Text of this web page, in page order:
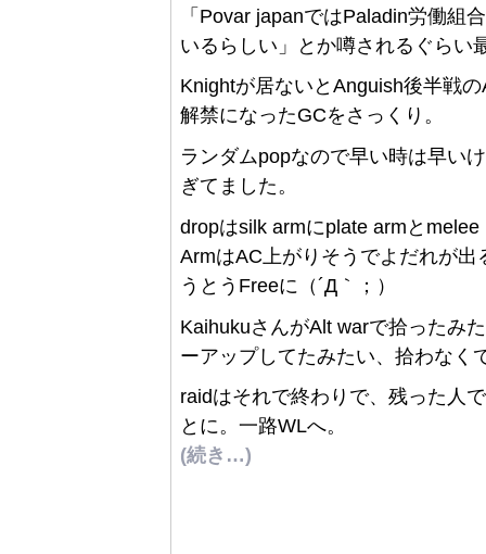
「Povar japanではPaladin労働組
いるらしい」とか噂されるぐらい
Knightが居ないとAnguish後半戦
解禁になったGCをさっくり。
ランダムpopなので早い時は早い
ぎてました。
dropはsilk armにplate armと
ArmはAC上がりそうでよだれが
うとうFreeに（´Д｀；）
KaihukuさんがAlt warで拾ったみ
ーアップしてたみたい、拾わなく
raidはそれで終わりで、残った人
とに。一路WLへ。
(続き…)